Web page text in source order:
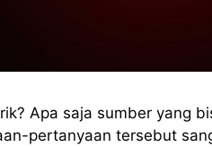
Apa saja sumber yang
pertanyaan tersebut